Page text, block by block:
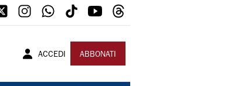
ACCEDI ABBONATI